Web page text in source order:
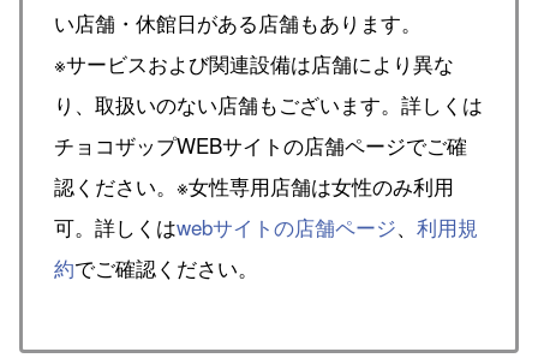
い店舗・休館日がある店舗もあります。
※サービスおよび関連設備は店舗により異な
り、取扱いのない店舗もございます。詳しくは
チョコザップWEBサイトの店舗ページでご確
認ください。※女性専用店舗は女性のみ利用
可。詳しくはwebサイトの店舗ページ、 利用規
約でご確認ください。